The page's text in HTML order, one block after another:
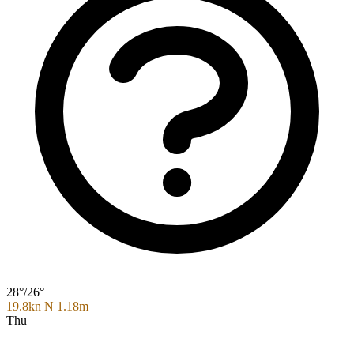
28°/26°
19.8kn N 1.18m
Thu